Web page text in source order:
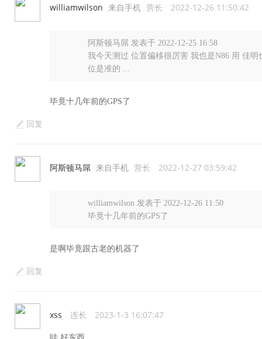
williamwilson 来自手机 营长 2022-12-26 11:50:42
阿斯顿马屌 发表于 2022-12-25 16:58
我今天测过 位置偏移很厉害 我也是N86 用 佳
位是准的 ...
毕竟十几年前的GPS了
回复
阿斯顿马屌 来自手机 营长 2022-12-27 03:59:42
williamwilson 发表于 2022-12-26 11:50
毕竟十几年前的GPS了
是啊毕竟跟古老的机器了
回复
xss 连长 2023-1-3 16:07:47